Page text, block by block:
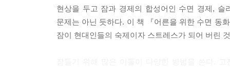
벤치 그네에 누워 있는 막스를 발견한 고양이 말
채로 살며시 눈을 감는다. 갸르릉, 갸르릉. 기분이
흔들, 흔들. 벤치 그네가 미세하게 좌우로 움직인
현상을 두고 잠과 경제의 합성어인 수면 경제, 슬
문제는 아닌 듯하다. 이 책 『어른을 위한 수면 동
잠이 현대인들의 숙제이자 스트레스가 되어 버린